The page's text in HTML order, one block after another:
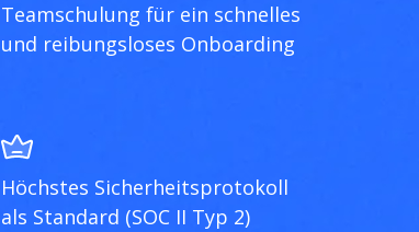
Teamschulung für ein schnelles
und reibungsloses Onboarding
Höchstes Sicherheitsprotokoll
als Standard (SOC II Typ 2)